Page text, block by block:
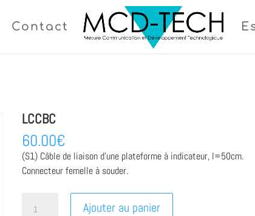
Contact
LCCBC
60.00€
(S1) Câble de liaison d’une plateforme à indicateur, l=50cm.
Connecteur femelle à souder.
Ajouter au panier